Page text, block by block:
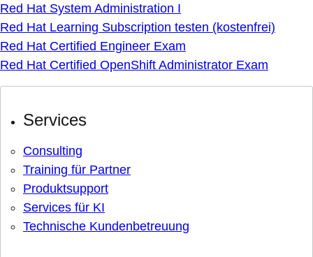
Red Hat System Administration I
Red Hat Learning Subscription testen (kostenfrei)
Red Hat Certified Engineer Exam
Red Hat Certified OpenShift Administrator Exam
Services
Consulting
Training für Partner
Produktsupport
Services für KI
Technische Kundenbetreuung